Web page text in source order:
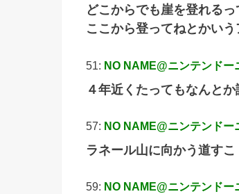
どこからでも崖を登れる
ここから登ってねとかい
51: NO NAME@ニンテンドー
４年近くたってもなんと
57: NO NAME@ニンテンドー
ラネール山に向かう道すこ
59: NO NAME@ニンテンドー